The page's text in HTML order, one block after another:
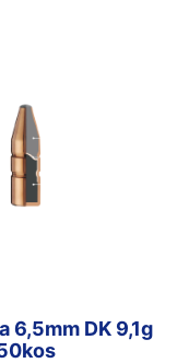
6,5mm DK 9,1g